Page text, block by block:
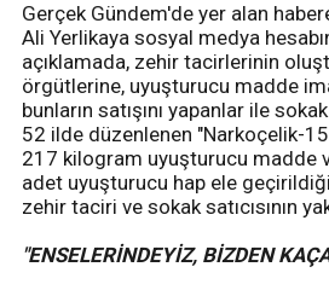
Gerçek Gündem'de yer alan
Ali Yerlikaya sosyal medya
açıklamada, zehir tacirlerinin
örgütlerine, uyuşturucu madde
bunların satışını yapanlar ile
52 ilde düzenlenen "Narkoçelik-
217 kilogram uyuşturucu madde
adet uyuşturucu hap ele
zehir taciri ve sokak satıcısının
"ENSELERİNDEYİZ, BİZDEN